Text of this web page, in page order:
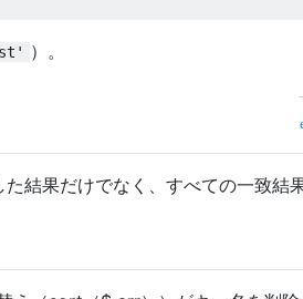
）。
結果だけでなく、すべての一致結